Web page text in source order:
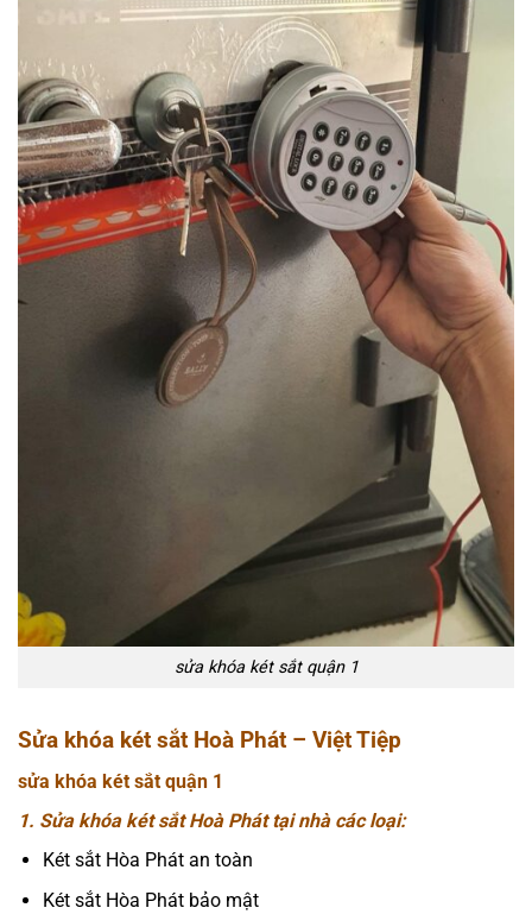
sửa khóa két sắt quận 1
Sửa khóa két sắt Hoà Phát – Việt Tiệp
sửa khóa két sắt quận 1
1. Sửa khóa két sắt Hoà Phát tại nhà các loại:
Két sắt Hòa Phát an toàn
Két sắt Hòa Phát bảo mật